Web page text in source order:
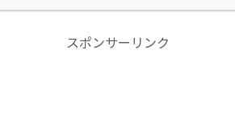
スポンサーリンク